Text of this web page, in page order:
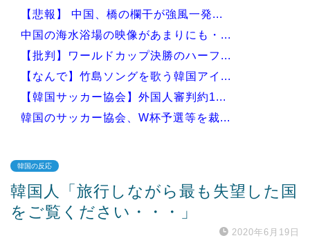
【悲報】 中国、橋の欄干が強風一発...
中国の海水浴場の映像があまりにも・...
【批判】ワールドカップ決勝のハーフ...
【なんで】竹島ソングを歌う韓国アイ...
【韓国サッカー協会】外国人審判約1...
韓国のサッカー協会、W杯予選等を裁...
Powered by livedoor 相互RSS
韓国の反応
韓国人「旅行しながら最も失望した国
をご覧ください・・・」
2020年6月19日